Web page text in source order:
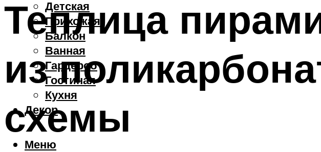
Детская
Прихожая
Балкон
Ванная
Гардероб
Гостиная
Кухня
Декор
Меню
Теплица
из
схемы